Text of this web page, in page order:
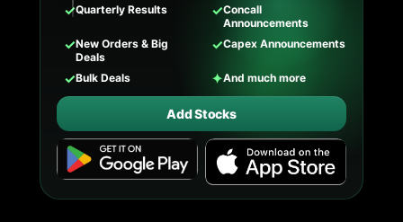
✓Quarterly Results ✓Concall
Announcements
✓New Orders & Big
Deals
✓Capex Announcements
✓Bulk Deals ✦And much more
Add Stocks